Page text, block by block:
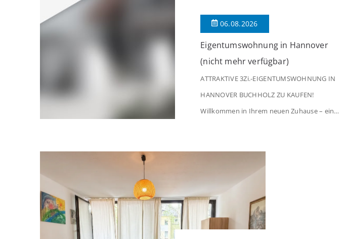
06.08.2026
Eigentumswohnung in Hannover
(nicht mehr verfügbar)
ATTRAKTIVE 3Zi.-EIGENTUMSWOHNUNG IN
HANNOVER BUCHHOLZ ZU KAUFEN!
Willkommen in Ihrem neuen Zuhause – einer
empfängt Sie herzlich und macht Lust auf
begeistert mit einem breiten Fenster, viel
Tageslicht und Blick ins satte Grün der